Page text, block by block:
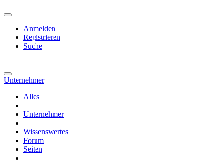
Anmelden
Registrieren
Suche
Unternehmer
Alles
Unternehmer
Wissenswertes
Forum
Seiten